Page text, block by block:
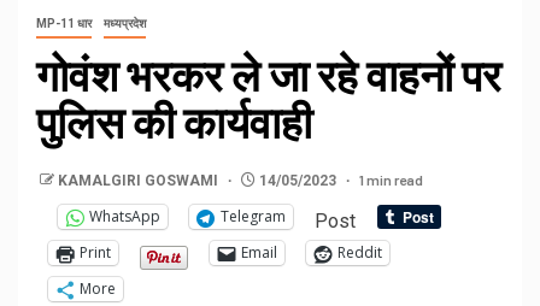
MP-11 धार मध्यप्रदेश
गोवंश भरकर ले जा रहे वाहनों पर
पुलिस की कार्यवाही
KAMALGIRI GOSWAMI 14/05/2023 1 min read
WhatsApp Telegram Post
Print Email
Reddit
More